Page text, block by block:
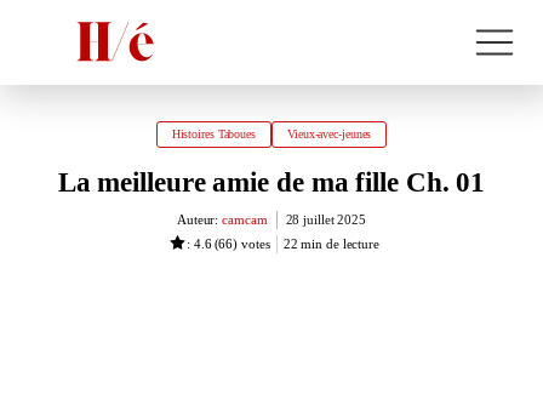
Histoires Taboues Vieux-avec-jeunes
La meilleure amie de ma fille Ch. 01
Auteur:camcam
28 juillet 2025
: 4.6 (66) votes 22 min de lecture